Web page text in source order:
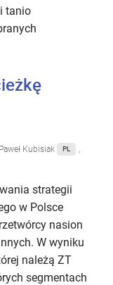
tanio
, Paweł Kubisiak PL
strategii
w Polsce
nasion
W wyniku
należą ZT
segmentach